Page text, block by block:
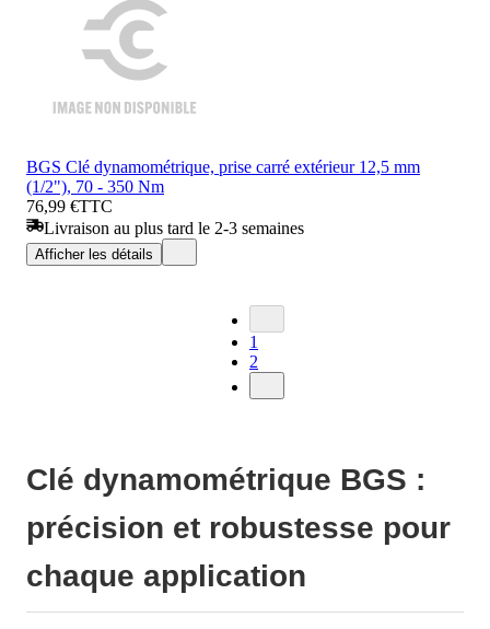
BGS Clé dynamométrique, prise carré extérieur 12,5 mm
(1/2"), 70 - 350 Nm
76,99 €TTC
Livraison au plus tard le 2-3 semaines
Afficher les détails
1
2
Clé dynamométrique BGS :
précision et robustesse pour
chaque application